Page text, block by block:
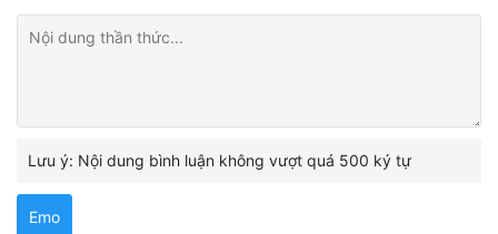
Lưu ý: Nội dung bình luận không vượt quá 500 ký tự
Emo